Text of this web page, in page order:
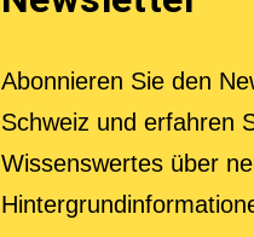
Abonnieren Sie den
Schweiz und erfahren
Wissenswertes über